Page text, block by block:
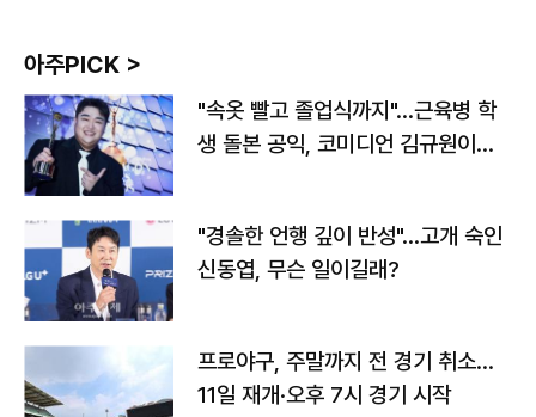
아주PICK >
"속옷 빨고 졸업식까지"…근육병 학
생 돌본 공익, 코미디언 김규원이었
"경솔한 언행 깊이 반성"…고개 숙인
신동엽, 무슨 일이길래?
프로야구, 주말까지 전 경기 취소…
11일 재개·오후 7시 경기 시작